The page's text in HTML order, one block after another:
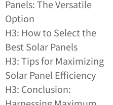
Panels: The Versatile
Option
H3: How to Select the
Best Solar Panels
H3: Tips for Maximizing
Solar Panel Efficiency
H3: Conclusion: